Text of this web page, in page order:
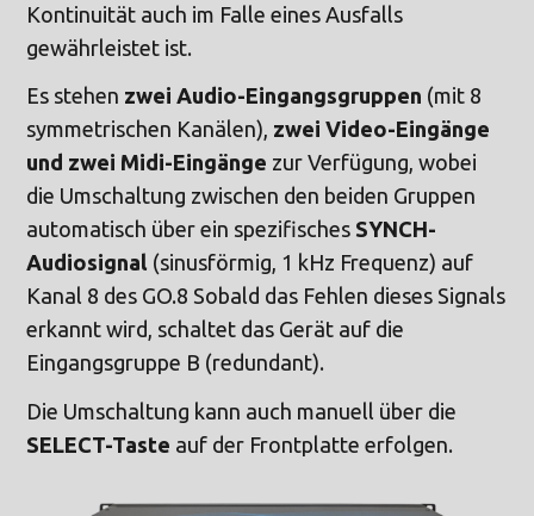
Kontinuität auch im Falle eines Ausfalls
gewährleistet ist.
Es stehen zwei Audio-Eingangsgruppen (mit 8
symmetrischen Kanälen), zwei Video-Eingänge
und zwei Midi-Eingänge zur Verfügung, wobei
die Umschaltung zwischen den beiden Gruppen
automatisch über ein spezifisches SYNCH-
Audiosignal (sinusförmig, 1 kHz Frequenz) auf
Kanal 8 des GO.8 Sobald das Fehlen dieses Signals
erkannt wird, schaltet das Gerät auf die
Eingangsgruppe B (redundant).
Die Umschaltung kann auch manuell über die
SELECT-Taste auf der Frontplatte erfolgen.